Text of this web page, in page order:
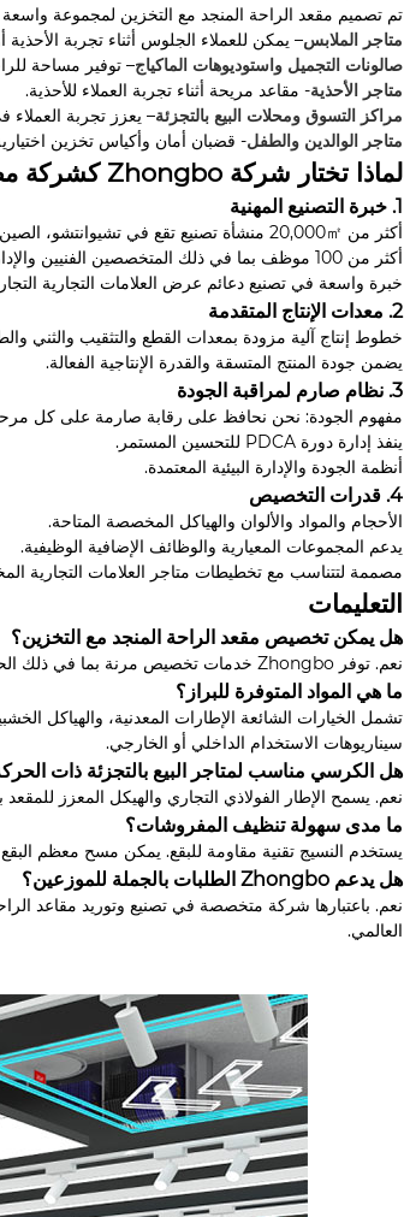
تم تصميم مقعد الراحة المنجد مع التخزين لمجموعة واسعة
متاجر الملابس– يمكن للعملاء الجلوس أثناء تجربة الأحذية
صالونات التجميل واستوديوهات الماكياج– توفير مساحة
متاجر الأحذية- مقاعد مريحة أثناء تجربة العملاء للأحذية.
مراكز التسوق ومحلات البيع بالتجزئة– يعزز تجربة
متاجر الوالدين والطفل- قضبان أمان وأكياس تخزين
لماذا تختار شركة Zhongbo كشركة مصنعة للمقاعد المنجدة؟
1. خبرة التصنيع المهنية
أكثر من 20,000㎡ منشأة تصنيع تقع في تشيوانتشو، الصين.
أكثر من 100 موظف بما في ذلك المتخصصين الفنيين والإداريين.
خبرة واسعة في تصنيع دعائم عرض العلامات التجارية
2. معدات الإنتاج المتقدمة
خطوط إنتاج آلية مزودة بمعدات القطع والتثقيب والثني
يضمن جودة المنتج المتسقة والقدرة الإنتاجية الفعالة.
3. نظام صارم لمراقبة الجودة
مفهوم الجودة: نحن نحافظ على رقابة صارمة على كل
ينفذ إدارة دورة PDCA للتحسين المستمر.
أنظمة الجودة والإدارة البيئية المعتمدة.
4. قدرات التخصيص
الأحجام والمواد والألوان والهياكل المخصصة المتاحة.
يدعم المجموعات المعيارية والوظائف الإضافية الوظيفية.
مصممة لتتناسب مع تخطيطات متاجر العلامات التجارية
التعليمات
هل يمكن تخصيص مقعد الراحة المنجد مع التخزين؟
نعم. توفر Zhongbo خدمات تخصيص مرنة بما في ذلك الحجم ومواد التنجيد وهيكل التخزين وميزات إضافية مثل الطاولات الدوارة أو قضبان الأمان.
ما هي المواد المتوفرة للبراز؟
تشمل الخيارات الشائعة الإطارات المعدنية، والهياكل
سيناريوهات الاستخدام الداخلي أو الخارجي.
هل الكرسي مناسب لمتاجر البيع بالتجزئة ذات
نعم. يسمح الإطار الفولاذي التجاري والهيكل المعزز للمقعد بدعم ما يصل إلى 150 كجم وتحمل
ما مدى سهولة تنظيف المفروشات؟
يستخدم النسيج تقنية مقاومة للبقع. يمكن مسح معظم
هل يدعم Zhongbo الطلبات بالجملة للموزعين؟
العالمي.